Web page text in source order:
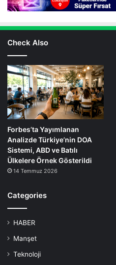
Check Also
Forbes’ta Yayımlanan
Analizde Türkiye’nin DOA
Sistemi, ABD ve Batılı
Ülkelere Örnek Gösterildi
14 Temmuz 2026
Categories
HABER
Manşet
Teknoloji